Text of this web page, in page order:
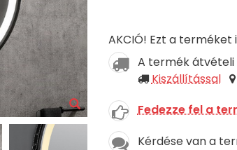
AKCIÓ! Ezt a terméket
A termék átvételi
Kiszállítással
Fedezze fel a
Kérdése van a